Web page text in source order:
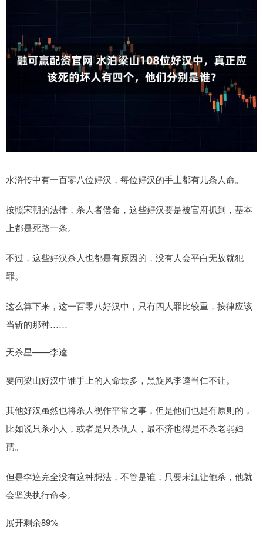
水浒传中有一百零八位好汉，每位好汉的手上都有几条人命。
按照宋朝的法律，杀人者偿命，这些好汉要是被官府抓到，基本
上都是死路一条。
不过，这些好汉杀人也都是有原因的，没有人会平白无故就犯
罪。
这么算下来，这一百零八好汉中，只有四人罪比较重，按律应该
当斩的那种……
天杀星——李逵
要问梁山好汉中谁手上的人命最多，黑旋风李逵当仁不让。
其他好汉虽然也将杀人视作平常之事，但是他们也是有原则的，
比如说只杀小人，或者是只杀仇人，最不济也得是不杀老弱妇
孺。
但是李逵完全没有这种想法，不管是谁，只要宋江让他杀，他就
会坚决执行命令。
展开剩余89%